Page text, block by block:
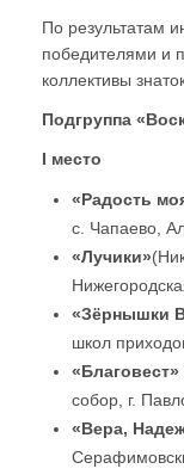
По результатам
победителями и
коллективы
Подгруппа
I место
«Радость
с. Чапаево,
«Лучики»
«Зёрнышки
школ
«Благовест»
собор, г.
«Вера,